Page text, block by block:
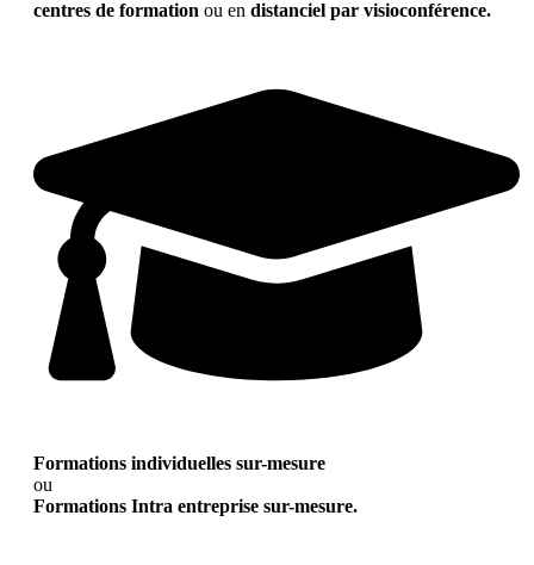
centres de formation ou en distanciel par visioconférence.
Formations individuelles sur-mesure
ou
Formations Intra entreprise sur-mesure.